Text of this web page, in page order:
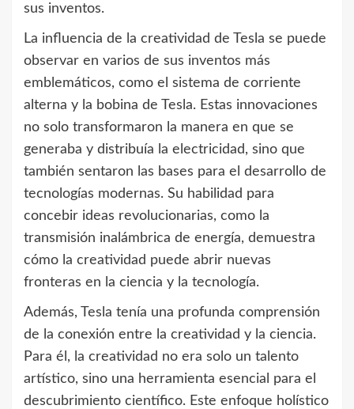
sus inventos.
La influencia de la creatividad de Tesla se puede
observar en varios de sus inventos más
emblemáticos, como el sistema de corriente
alterna y la bobina de Tesla. Estas innovaciones
no solo transformaron la manera en que se
generaba y distribuía la electricidad, sino que
también sentaron las bases para el desarrollo de
tecnologías modernas. Su habilidad para
concebir ideas revolucionarias, como la
transmisión inalámbrica de energía, demuestra
cómo la creatividad puede abrir nuevas
fronteras en la ciencia y la tecnología.
Además, Tesla tenía una profunda comprensión
de la conexión entre la creatividad y la ciencia.
Para él, la creatividad no era solo un talento
artístico, sino una herramienta esencial para el
descubrimiento científico. Este enfoque holístico